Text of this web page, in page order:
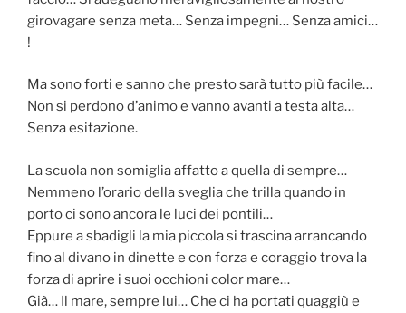
girovagare senza meta… Senza impegni… Senza amici…
!
Ma sono forti e sanno che presto sarà tutto più facile…
Non si perdono d’animo e vanno avanti a testa alta…
Senza esitazione.
La scuola non somiglia affatto a quella di sempre…
Nemmeno l’orario della sveglia che trilla quando in
porto ci sono ancora le luci dei pontili…
Eppure a sbadigli la mia piccola si trascina arrancando
fino al divano in dinette e con forza e coraggio trova la
forza di aprire i suoi occhioni color mare…
Già… Il mare, sempre lui… Che ci ha portati quaggiù e